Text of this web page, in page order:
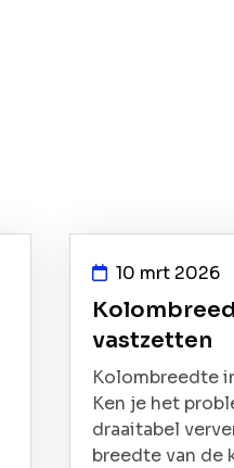
10 mrt 2026
vastzetten
Kolombreedte
Ken je het
draaitabel
breedte van de